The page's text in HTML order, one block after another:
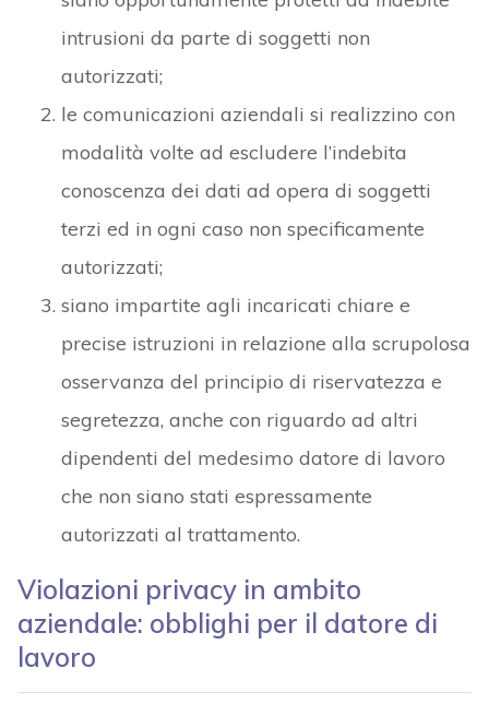
intrusioni da parte di soggetti non
autorizzati;
le comunicazioni aziendali si realizzino con
modalità volte ad escludere l’indebita
conoscenza dei dati ad opera di soggetti
terzi ed in ogni caso non specificamente
autorizzati;
siano impartite agli incaricati chiare e
precise istruzioni in relazione alla scrupolosa
osservanza del principio di riservatezza e
segretezza, anche con riguardo ad altri
dipendenti del medesimo datore di lavoro
che non siano stati espressamente
autorizzati al trattamento.
Violazioni privacy in ambito
aziendale: obblighi per il datore di
lavoro